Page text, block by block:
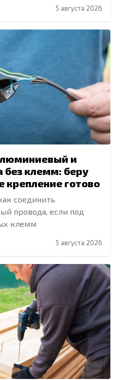
5 августа 2026
и
клемм: беру
крепление готово
соединить
провода, если под
клемм
5 августа 2026